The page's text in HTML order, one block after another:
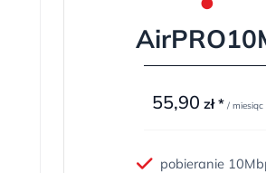
55,90 zł */ miesiąc
pobieranie